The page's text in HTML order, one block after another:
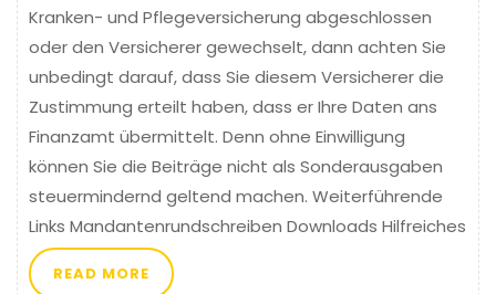
Kranken- und Pflegeversicherung abgeschlossen
oder den Versicherer gewechselt, dann achten Sie
unbedingt darauf, dass Sie diesem Versicherer die
Zustimmung erteilt haben, dass er Ihre Daten ans
Finanzamt übermittelt. Denn ohne Einwilligung
können Sie die Beiträge nicht als Sonderausgaben
steuermindernd geltend machen. Weiterführende
Links Mandantenrundschreiben Downloads Hilfreiches
READ MORE